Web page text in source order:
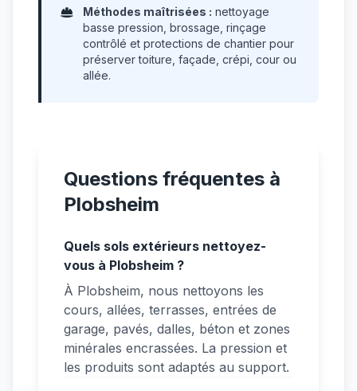
Méthodes maîtrisées : nettoyage
basse pression, brossage, rinçage
contrôlé et protections de chantier pour
préserver toiture, façade, crépi, cour ou
allée.
Questions fréquentes à
Plobsheim
Quels sols extérieurs nettoyez-
vous à Plobsheim ?
À Plobsheim, nous nettoyons les
cours, allées, terrasses, entrées de
garage, pavés, dalles, béton et zones
minérales encrassées. La pression et
les produits sont adaptés au support.